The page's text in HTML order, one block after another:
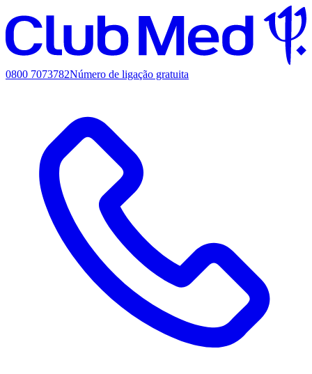
0800 7073782Número de ligação gratuita